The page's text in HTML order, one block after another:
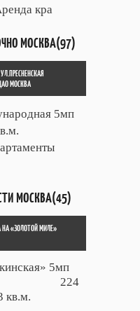
кра
МОСКВА(97)
МОСКВА
5мп
МОСКВА(45)
НА «ЗОЛОТОЙ МИЛЕ»
5мп
кв.м.